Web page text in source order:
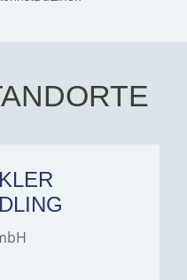
exceptionally professional,
Hegerich Immobilien to
anyone looking for a home.